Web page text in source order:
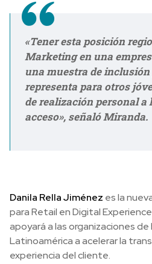
«Tener esta posición
Marketing en una
una muestra de
representa para otros
de realización personal a
acceso», señaló Miranda.
Danila Rella Jiménez es la
para Retail en Digital
apoyará a las organizaciones de
Latinoamérica a acelerar la
experiencia del cliente.